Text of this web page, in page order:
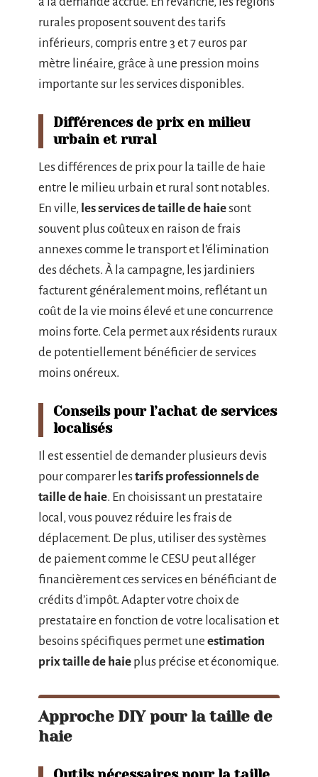
rurales proposent souvent des tarifs
inférieurs, compris entre 3 et 7 euros par
mètre linéaire, grâce à une pression moins
importante sur les services disponibles.
Différences de prix en milieu
urbain et rural
Les différences de prix pour la taille de haie
entre le milieu urbain et rural sont notables.
En ville, les services de taille de haiesont
souvent plus coûteux en raison de frais
annexes comme le transport et l’élimination
des déchets. À la campagne, les jardiniers
facturent généralement moins, reflétant un
coût de la vie moins élevé et une concurrence
moins forte. Cela permet aux résidents ruraux
de potentiellement bénéficier de services
moins onéreux.
Conseils pour l’achat de services
localisés
Il est essentiel de demander plusieurs devis
pour comparer lestarifs professionnels de
taille de haie. En choisissant un prestataire
local, vous pouvez réduire les frais de
déplacement. De plus, utiliser des systèmes
de paiement comme le CESU peut alléger
financièrement ces services en bénéficiant de
crédits d’impôt. Adapter votre choix de
prestataire en fonction de votre localisation et
besoins spécifiques permet une estimation
prix taille de haie plus précise et économique.
Approche DIY pour la taille de
haie